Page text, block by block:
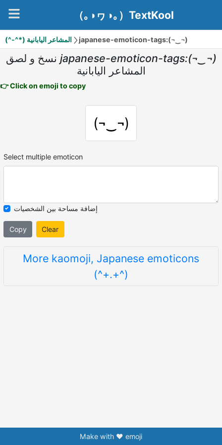
（｡◑ヮ◑｡）TextKool
(^-^*) المشاعر اليابانية japanese-emoticon-tags:(¬‿¬)
نسخ و لصق japanese-emoticon-tags:(¬‿¬)
المشاعر اليابانية
👉 Click on emoji to copy
(¬‿¬)
Select multiple emoticon
إضافة مساحة بين الشخصيات
Copy Clear
More kaomoji, Japanese emoticons
(^+.+^)
Make with ❤️ emoji